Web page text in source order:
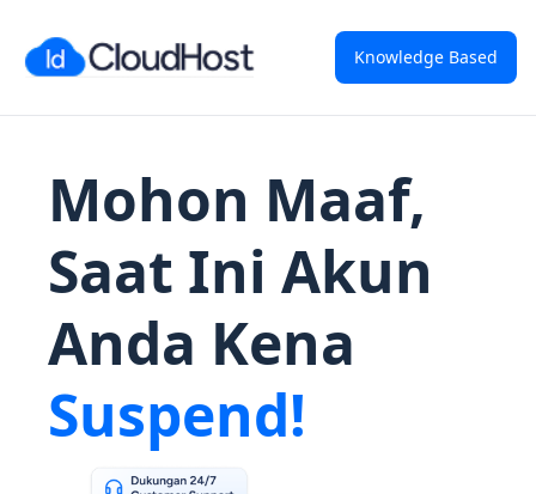
Knowledge Based
Mohon Maaf,
Saat Ini Akun
Anda Kena
Suspend!